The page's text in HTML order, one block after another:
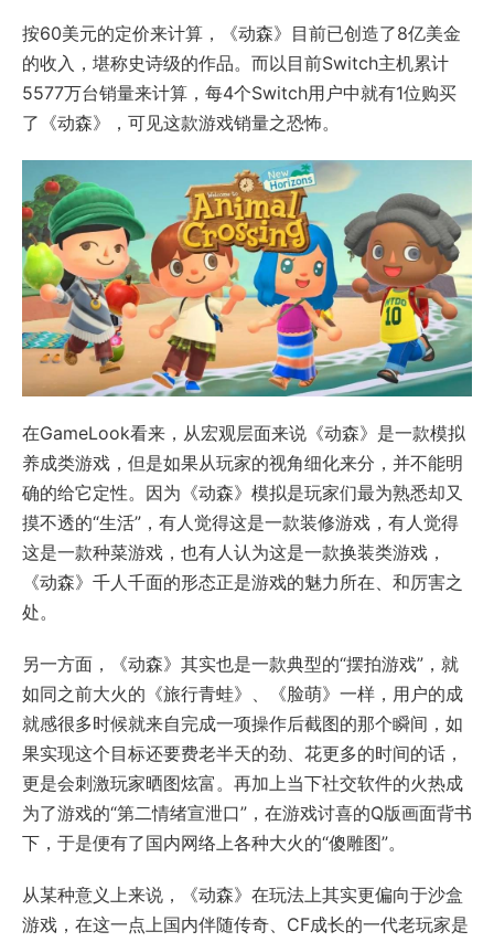
按60美元的定价来计算，《动森》目前已创造了8亿美金
的收入，堪称史诗级的作品。而以目前Switch主机累计
5577万台销量来计算，每4个Switch用户中就有1位购买
了《动森》，可见这款游戏销量之恐怖。
在GameLook看来，从宏观层面来说《动森》是一款模拟
养成类游戏，但是如果从玩家的视角细化来分，并不能明
确的给它定性。因为《动森》模拟是玩家们最为熟悉却又
摸不透的“生活”，有人觉得这是一款装修游戏，有人觉得
这是一款种菜游戏，也有人认为这是一款换装类游戏，
《动森》千人千面的形态正是游戏的魅力所在、和厉害之
处。
另一方面，《动森》其实也是一款典型的“摆拍游戏”，就
如同之前大火的《旅行青蛙》、《脸萌》一样，用户的成
就感很多时候就来自完成一项操作后截图的那个瞬间，如
果实现这个目标还要费老半天的劲、花更多的时间的话，
更是会刺激玩家晒图炫富。再加上当下社交软件的火热成
为了游戏的“第二情绪宣泄口”，在游戏讨喜的Q版画面背书
下，于是便有了国内网络上各种大火的“傻雕图”。
从某种意义上来说，《动森》在玩法上其实更偏向于沙盒
游戏，在这一点上国内伴随传奇、CF成长的一代老玩家是